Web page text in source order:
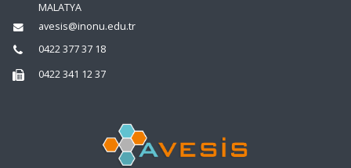
MALATYA
avesis@inonu.edu.tr
0422 377 37 18
0422 341 12 37